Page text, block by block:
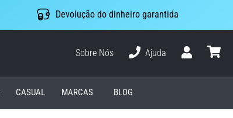
Devolução do dinheiro garantida
Sobre Nós
Ajuda
CASUAL MARCAS BLOG